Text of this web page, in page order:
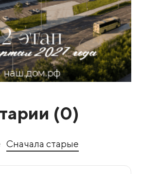
(0)
Сначала старые